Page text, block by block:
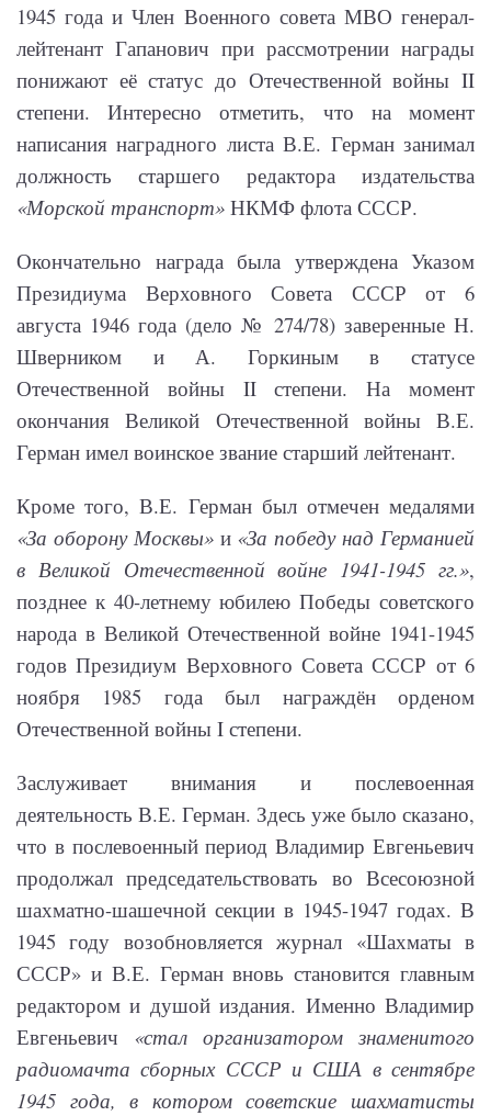
1945 года и Член Военного совета МВО генерал-
лейтенант Гапанович при рассмотрении награды
понижают её статус до Отечественной войны II
степени. Интересно отметить, что на момент
написания наградного листа В.Е. Герман занимал
должность старшего редактора издательства
«Морской транспорт» НКМФ флота СССР.
Окончательно награда была утверждена Указом
Президиума Верховного Совета СССР от 6
августа 1946 года (дело № 274/78) заверенные Н.
Шверником и А. Горкиным в статусе
Отечественной войны II степени. На момент
окончания Великой Отечественной войны В.Е.
Герман имел воинское звание старший лейтенант.
Кроме того, В.Е. Герман был отмечен медалями
«За оборону Москвы»и «За победу над Германией
в Великой Отечественной войне 1941-1945 гг.»,
позднее к 40-летнему юбилею Победы советского
народа в Великой Отечественной войне 1941-1945
годов Президиум Верховного Совета СССР от 6
ноября 1985 года был награждён орденом
Отечественной войны I степени.
Заслуживает внимания и послевоенная
деятельность В.Е. Герман. Здесь уже было сказано,
что в послевоенный период Владимир Евгеньевич
продолжал председательствовать во Всесоюзной
шахматно-шашечной секции в 1945-1947 годах. В
1945 году возобновляется журнал «Шахматы в
СССР» и В.Е. Герман вновь становится главным
редактором и душой издания. Именно Владимир
Евгеньевич «стал организатором знаменитого
радиомачта сборных СССР и США в сентябре
1945 года, в котором советские шахматисты